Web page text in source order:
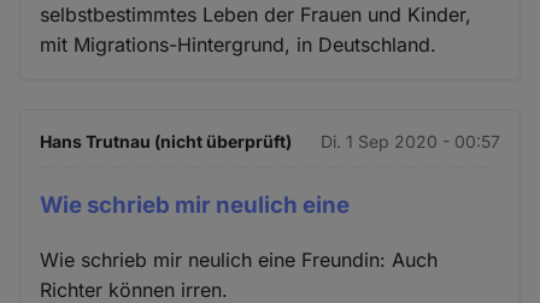
selbstbestimmtes Leben der Frauen und Kinder,
mit Migrations-Hintergrund, in Deutschland.
Hans Trutnau (nicht überprüft) Di. 1 Sep 2020 - 00:57
Wie schrieb mir neulich eine
Wie schrieb mir neulich eine Freundin: Auch
Richter können irren.